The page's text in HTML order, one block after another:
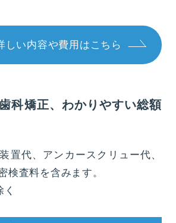
しい内容や費用はこちら
科矯正、わかりやすい総額
置代、アンカースクリュー代、
検査料を含みます。